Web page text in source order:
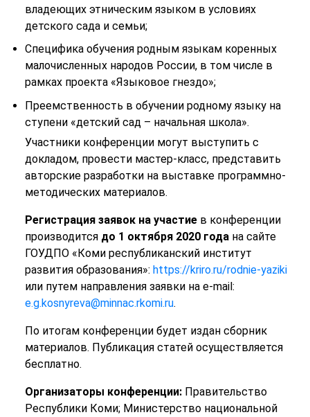
владеющих этническим языком в условиях
детского сада и семьи;
Специфика обучения родным языкам коренных
малочисленных народов России, в том числе в
рамках проекта «Языковое гнездо»;
Преемственность в обучении родному языку на
ступени «детский сад – начальная школа».
Участники конференции могут выступить с
докладом, провести мастер-класс, представить
авторские разработки на выставке программно-
методических материалов.
Регистрация заявок на участие в конференции
производится до 1 октября 2020 года на сайте
ГОУДПО «Коми республиканский институт
развития образования»: https://kriro.ru/rodnie-yaziki
или путем направления заявки на e-mail:
e.g.kosnyreva@minnac.rkomi.ru.
По итогам конференции будет издан сборник
материалов. Публикация статей осуществляется
бесплатно.
Организаторы конференции:Правительство
Республики Коми; Министерство национальной